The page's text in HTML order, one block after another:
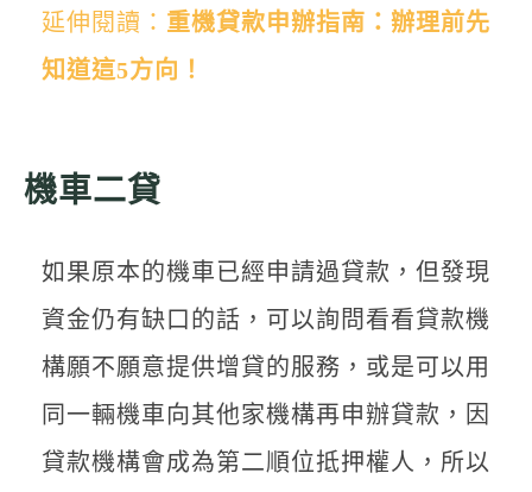
延伸閱讀： 重機貸款申辦指南：辦理前先
知道這5方向！
機車二貸
如果原本的機車已經申請過貸款，但發現
資金仍有缺口的話，可以詢問看看貸款機
構願不願意提供增貸的服務，或是可以用
同一輛機車向其他家機構再申辦貸款，因
貸款機構會成為第二順位抵押權人，所以